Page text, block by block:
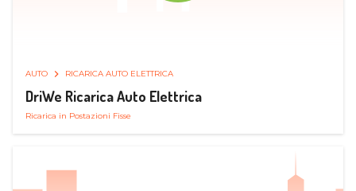
AUTO RICARICA AUTO ELETTRICA
DriWe Ricarica Auto Elettrica
Ricarica in Postazioni Fisse